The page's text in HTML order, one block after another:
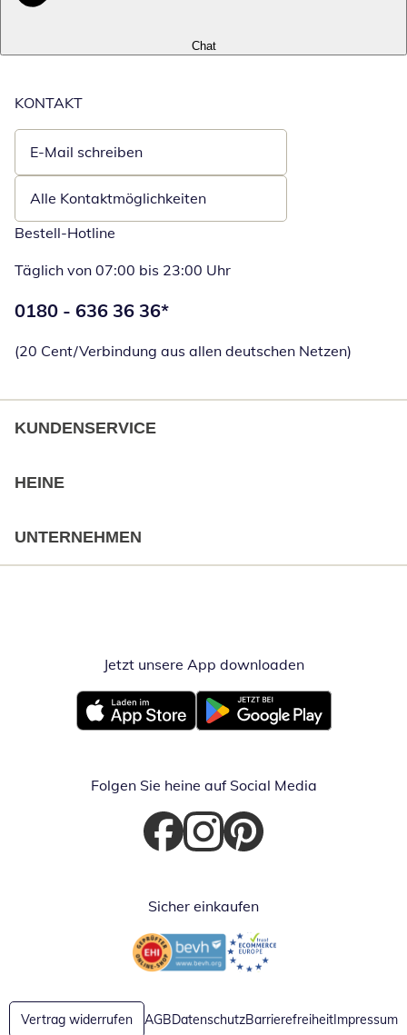
Chat
KONTAKT
E-Mail schreiben
Öffnet E-Mail-Client
Alle Kontaktmöglichkeiten
Bestell-Hotline
Täglich von 07:00 bis 23:00 Uhr
Telefonnummer:
0180 - 636 36 36*
(20 Cent/Verbindung aus allen deutschen Netzen)
KUNDENSERVICE
HEINE
UNTERNEHMEN
Jetzt unsere App downloadenÖffnet in
Öffnet in neuem FensterÖffnet in neuem Fenster
Folgen Sie heine auf Social Media
Öffnet in neuem Fenster
Öffnet in neuem Fenster
Öffnet in neuem Fenster
Sicher einkaufen
Öffnet in neuem FensterÖffnet in neuem Fenster
Vertrag widerrufen AGBDatenschutzBarrierefreiheitImpressum